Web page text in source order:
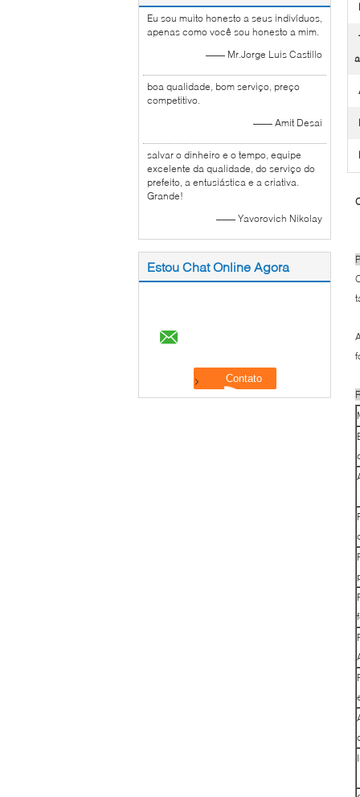
Eu sou muito honesto a seus indivíduos,
apenas como você sou honesto a mim.
—— Mr.Jorge Luis Castillo
boa qualidade, bom serviço, preço
competitivo.
—— Amit Desai
salvar o dinheiro e o tempo, equipe
excelente da qualidade, do serviço do
prefeito, a entusiástica e a criativa.
Grande!
—— Yavorovich Nikolay
Estou Chat Online Agora